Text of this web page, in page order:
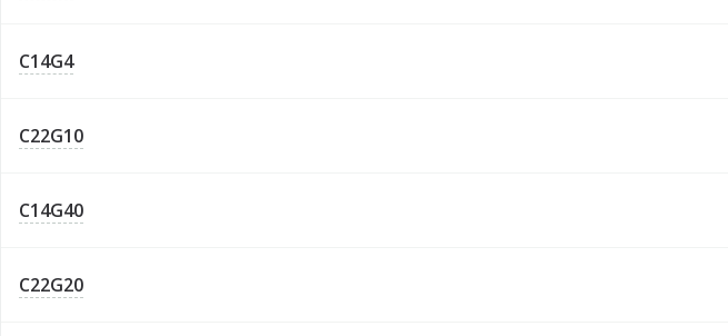
C14G4
C22G10
C14G40
C22G20